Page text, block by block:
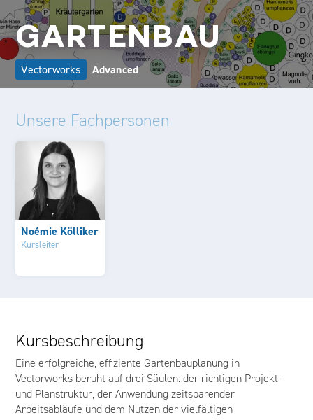
GARTENBAU
Vectorworks Advanced
Unsere Fachpersonen
Noémie Kölliker
Kursleiter
Kursbeschreibung
Eine erfolgreiche, effiziente Gartenbauplanung in
Vectorworks beruht auf drei Säulen: der richtigen Projekt-
und Planstruktur, der Anwendung zeitsparender
Arbeitsabläufe und dem Nutzen der vielfältigen